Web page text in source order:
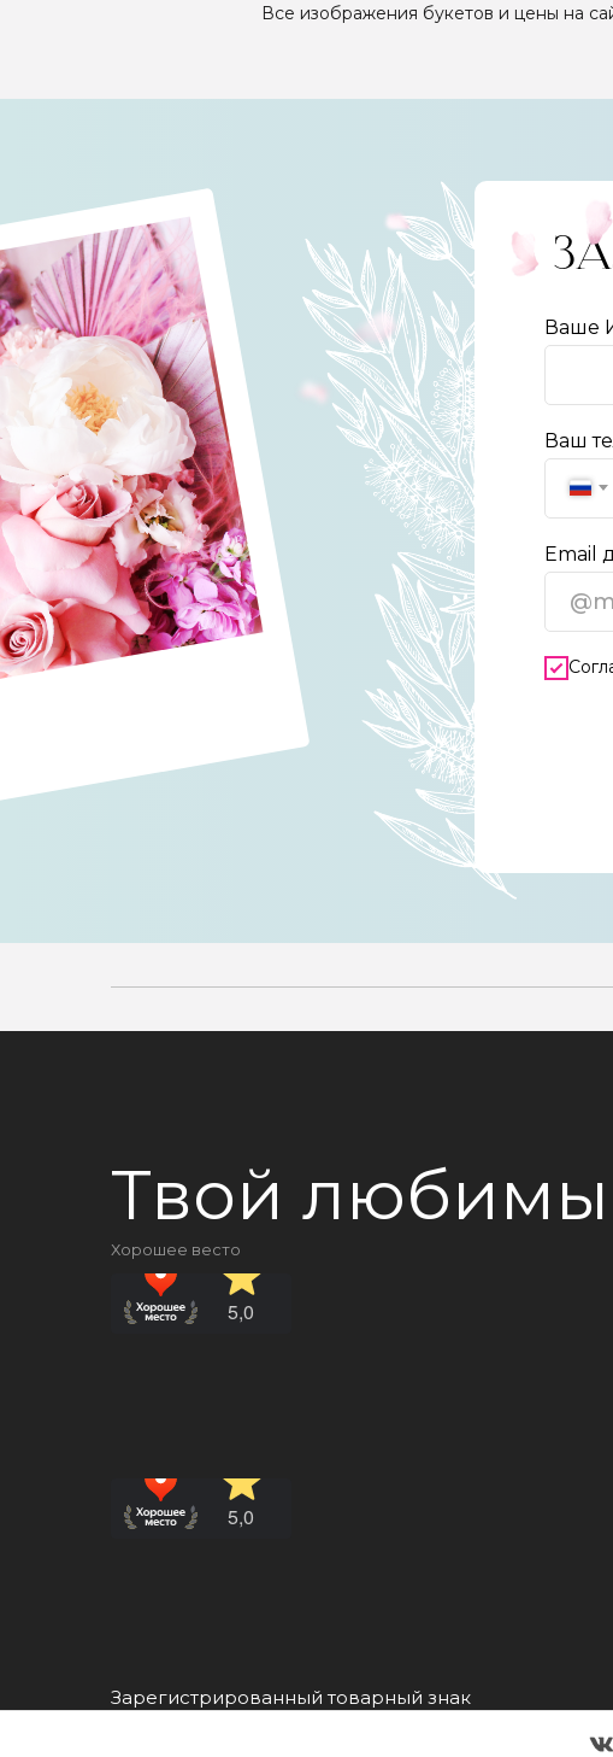
Все изображения букетов и цены на
Ваше
Ваш
Email
Твой
Хорошее весто
Зарегистрированный товарный знак